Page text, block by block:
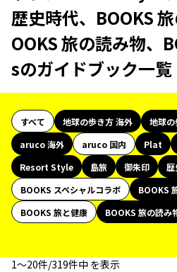
歴史時代、BOOKS
OOKS 旅の読み物、
sのガイドブック一覧
すべて 地球の歩き方 海外
地球の
aruco 海外
aruco 国内 Plat
Resort Style
島旅 御朱印 歴
BOOKS スペシャルコラボ
BOOKS
BOOKS 旅と健康
BOOKS 旅の読み
1〜20件/319件中 を表示